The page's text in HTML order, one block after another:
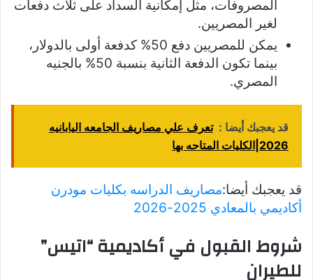
المصروفات، مثل إمكانية السداد على ثلاث دفعات
لغير المصريين.
يمكن للمصريين دفع 50% كدفعة أولى بالدولار،
بينما تكون الدفعة الثانية بنسبة 50% بالجنيه
المصري.
قد يعجبك أيضا : تعرف علي مصاريف الجامعه اليابانيه
2026|الكليات المتاحه بها
قد يعجبك أيضا:مصاريف الدراسه بكليات مودرن
أكاديمي بالمعادي 2025-2026
شروط القبول في أكاديمية “اتيس”
للطيران